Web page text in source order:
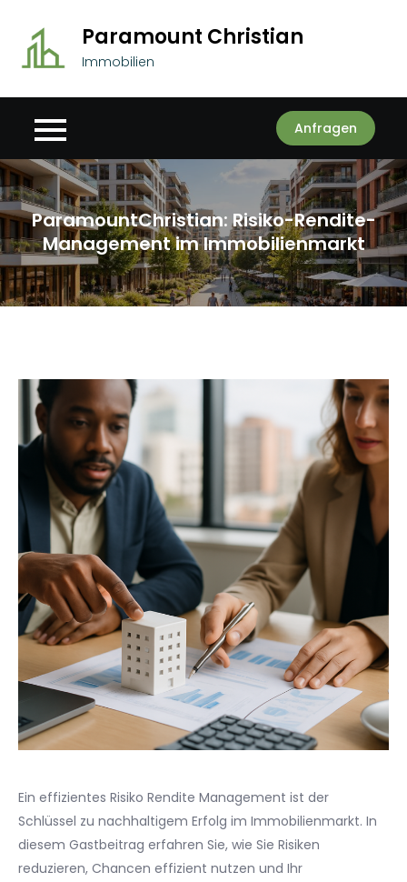
content
Paramount Christian
Immobilien
Anfragen
ParamountChristian: Risiko-Rendite-
Management im Immobilienmarkt
Ein effizientes Risiko Rendite Management ist der
Schlüssel zu nachhaltigem Erfolg im Immobilienmarkt. In
diesem Gastbeitrag erfahren Sie, wie Sie Risiken
reduzieren, Chancen effizient nutzen und Ihr